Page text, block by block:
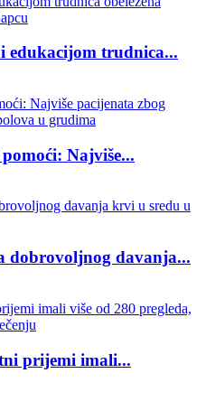
edukacijom trudnica...
Najviše...
dobrovoljnog davanja...
prijemi imali...